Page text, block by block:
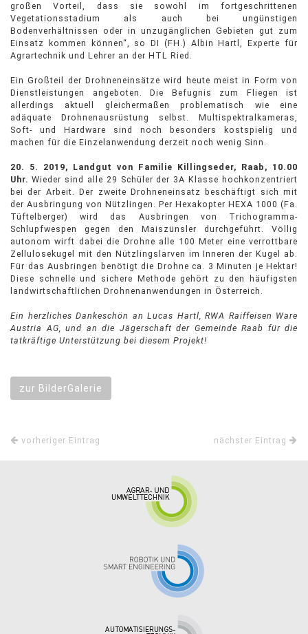
großen Vorteil, dass sie sowohl im fortgeschrittenen
Vegetationsstadium als auch bei ungünstigen
Bodenverhältnissen oder in unzugänglichen Gebieten gut zum
Einsatz kommen können“, so DI (FH.) Albin Hartl, Experte für
Agrartechnik und Lehrer an der HTL Ried.
Ein Großteil der Drohneneinsätze wird heute meist in Form von
Dienstleistungen angeboten. Die Befugnis zum Fliegen ist
allerdings aktuell gleichermaßen problematisch wie eine
adäquate Drohnenausrüstung selbst. Multispektralkameras,
Soft- und Hardware sind noch besonders kostspielig und
machen für die Einzelanwendung derzeit noch wenig Sinn.
20. 5. 2019, Landgut von Familie Killingseder, Raab, 10.00
Uhr. Wieder sind alle 29 Schüler der 3A Klasse hochkonzentriert
bei der Arbeit. Der zweite Drohneneinsatz beschäftigt sich mit
der Ausbringung von Nützlingen. Per Hexakopter HEXA 1000 (Fa.
Tüftelberger) wird das Ausbringen von Trichogramma-
Schlupfwespen gegen den Maiszünsler durchgeführt. Völlig
autonom wirft dabei die Drohne alle 100 Meter eine verrottbare
Zellulosekugel mit den Nützlingslarven im Inneren der Kugel ab.
Für das Ausbringen benötigt die Drohne ca. 3 Minuten je Hektar!
Diese schnelle und sichere Methode gehört zu den häufigsten
landwirtschaftlichen Drohnenanwendungen in Österreich.
Ein herzliches Dankeschön an Lucas Hartl, RWA Raiffeisen Ware
Austria AG, und an die Jägerschaft der Gemeinde Raab für die
tatkräftige Unterstützung bei diesem Projekt!
zur BilderGalerie
vorheriger Eintrag nächster Eintrag